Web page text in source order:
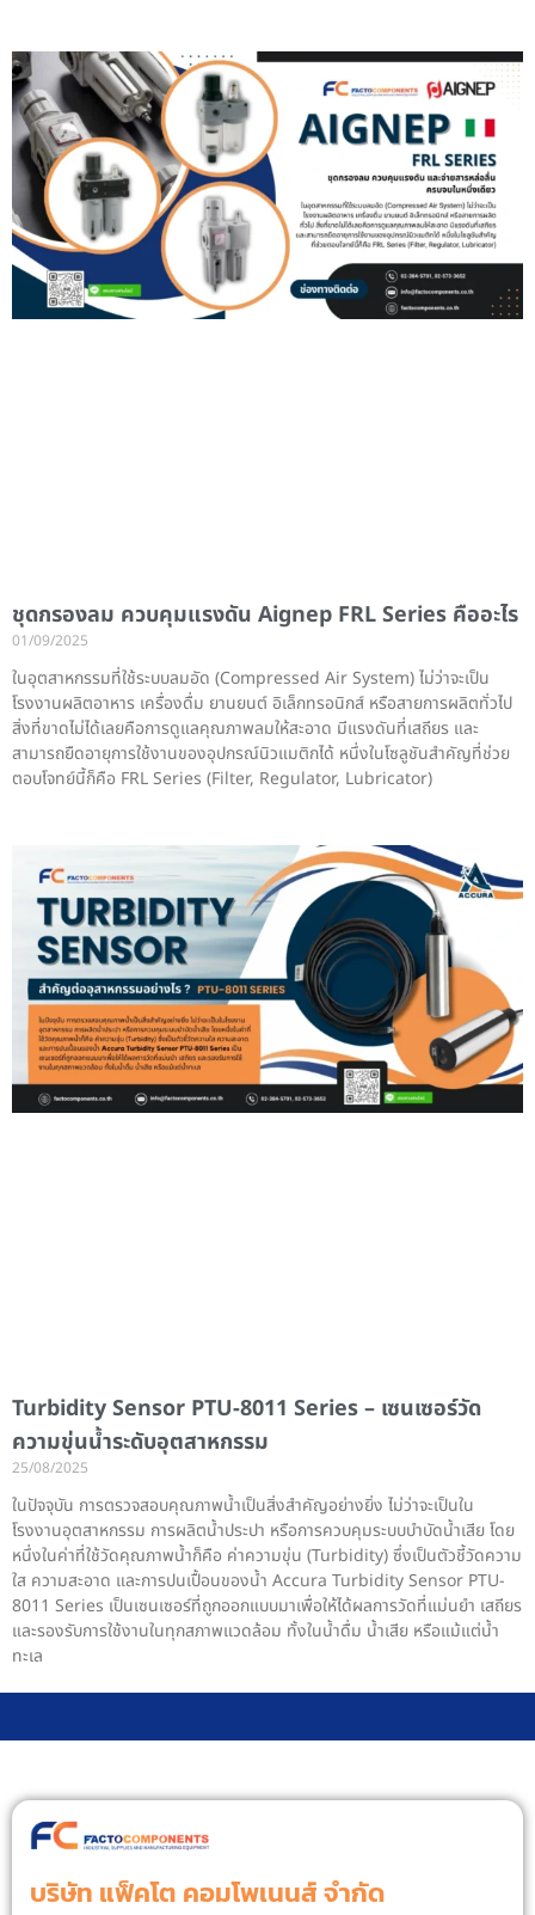
ชุดกรองลม ควบคุมแรงดัน Aignep FRL Series คืออะไร
01/09/2025
ในอุตสาหกรรมที่ใช้ระบบลมอัด (Compressed Air System) ไม่ว่าจะเป็น
โรงงานผลิตอาหาร เครื่องดื่ม ยานยนต์ อิเล็กทรอนิกส์ หรือสายการผลิตทั่วไป
สิ่งที่ขาดไม่ได้เลยคือการดูแลคุณภาพลมให้สะอาด มีแรงดันที่เสถียร และ
สามารถยืดอายุการใช้งานของอุปกรณ์นิวแมติกได้ หนึ่งในโซลูชันสำคัญที่ช่วย
ตอบโจทย์นี้ก็คือ FRL Series (Filter, Regulator, Lubricator)
Turbidity Sensor PTU-8011 Series – เซนเซอร์วัด
ความขุ่นน้ำระดับอุตสาหกรรม
25/08/2025
ในปัจจุบัน การตรวจสอบคุณภาพน้ำเป็นสิ่งสำคัญอย่างยิ่ง ไม่ว่าจะเป็นใน
โรงงานอุตสาหกรรม การผลิตน้ำประปา หรือการควบคุมระบบบำบัดน้ำเสีย โดย
หนึ่งในค่าที่ใช้วัดคุณภาพน้ำก็คือ ค่าความขุ่น (Turbidity) ซึ่งเป็นตัวชี้วัดความ
ใส ความสะอาด และการปนเปื้อนของน้ำ Accura Turbidity Sensor PTU-
8011 Series เป็นเซนเซอร์ที่ถูกออกแบบมาเพื่อให้ได้ผลการวัดที่แม่นยำ เสถียร
และรองรับการใช้งานในทุกสภาพแวดล้อม ทั้งในน้ำดื่ม น้ำเสีย หรือแม้แต่น้ำ
ทะเล
บริษัท แฟ็คโต คอมโพเนนส์ จํากัด